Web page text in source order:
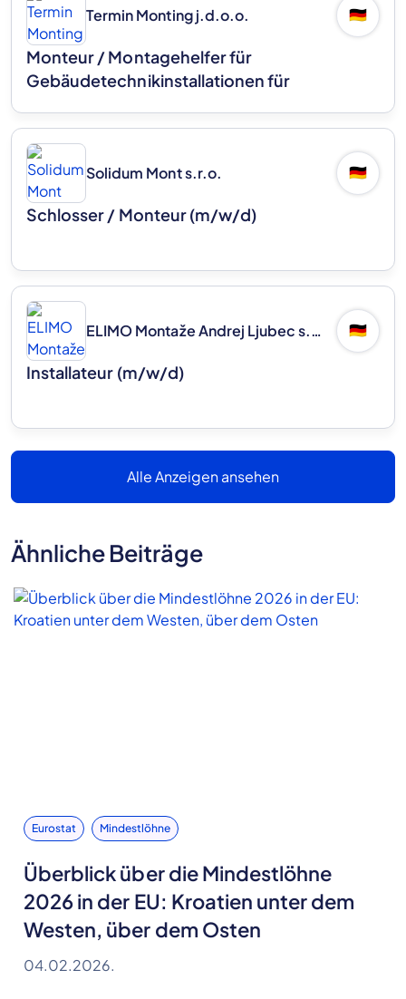
Termin Monting j.d.o.o. 🇩🇪
Monteur / Montagehelfer für
Gebäudetechnikinstallationen für
(m/w/d)
Solidum Mont s.r.o. 🇩🇪
Schlosser / Monteur (m/w/d)
ELIMO Montaže Andrej Ljubec s.p. 🇩🇪
Installateur (m/w/d)
Alle Anzeigen ansehen
Ähnliche Beiträge
Eurostat Mindestlöhne
Überblick über die Mindestlöhne
2026 in der EU: Kroatien unter dem
Westen, über dem Osten
04.02.2026.